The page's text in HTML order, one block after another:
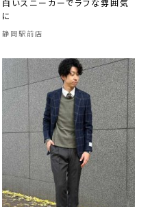
白いスニーカーでラフな雰囲気
に
静岡駅前店